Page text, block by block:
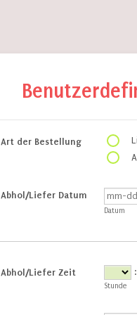
Art der Bestellung
Abhol/Liefer Datum
Datum
Abhol/Liefer Zeit :
Stunde